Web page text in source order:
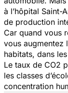
à l’hôpital Saint-
de production
Car quand vous
vous augmentez
habitats, dans
Le taux de CO2
les classes
concentration